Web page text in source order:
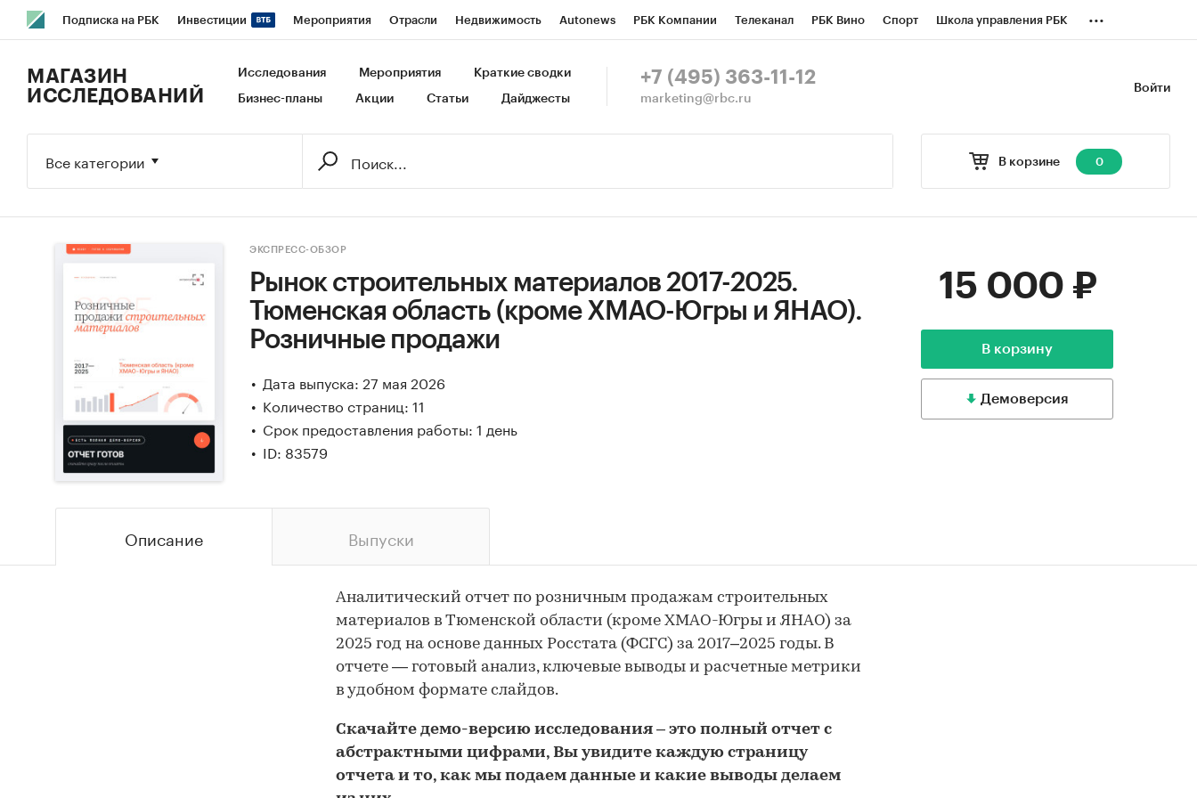
Подписка на РБК Инвестиции Мероприятия Отрасли Недвижимость Autonews РБК Компании Телеканал РБК Вино Спорт Школа управления РБК
Исследования Кредитные рейтинги Франшизы Газета Спецпроекты СПб Конференции СПб Спецпроекты
...
Войти
МАГАЗИН
ИССЛЕДОВАНИЙ
Исследования Мероприятия Краткие сводки
Бизнес-планы Акции Статьи Дайджесты
+7 (495) 363-11-12
marketing@rbc.ru
В корзине 0
Все категории
ЭКСПРЕСС-ОБЗОР
Рынок строительных материалов 2017-2025.
Тюменская область (кроме ХМАО-Югры и ЯНАО).
Розничные продажи
Дата выпуска: 27 мая 2026
Количество страниц: 11
Срок предоставления работы: 1 день
ID: 83579
15 000 ₽
В корзину
Демоверсия
Описание Выпуски
Аналитический отчет по розничным продажам строительных
материалов в Тюменской области (кроме ХМАО-Югры и ЯНАО) за
2025 год на основе данных Росстата (ФСГС) за 2017–2025 годы. В
отчете — готовый анализ, ключевые выводы и расчетные метрики
в удобном формате слайдов.
Скачайте демо-версию исследования – это полный отчет с
абстрактными цифрами, Вы увидите каждую страницу
отчета и то, как мы подаем данные и какие выводы делаем